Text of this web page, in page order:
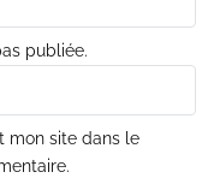
publiée.
mon site dans le